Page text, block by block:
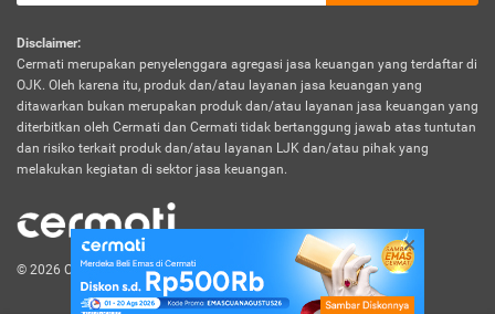
Disclaimer:
Cermati merupakan penyelenggara agregasi jasa keuangan yang terdaftar di
OJK. Oleh karena itu, produk dan/atau layanan jasa keuangan yang
ditawarkan bukan merupakan produk dan/atau layanan jasa keuangan yang
diterbitkan oleh Cermati dan Cermati tidak bertanggung jawab atas tuntutan
dan risiko terkait produk dan/atau layanan LJK dan/atau pihak yang
melakukan kegiatan di sektor jasa keuangan.
© 2026 Cermati. All Rights Reserved.